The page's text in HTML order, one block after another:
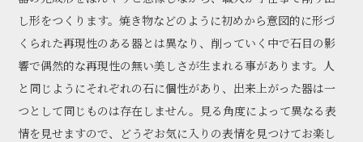
し形をつくります。焼き物などのように初めから意図的に形づ
くられた再現性のある器とは異なり、削っていく中で石目の影
響で偶然的な再現性の無い美しさが生まれる事があります。人
と同じようにそれぞれの石に個性があり、出来上がった器は一
つとして同じものは存在しません。見る角度によって異なる表
情を見せますので、どうぞお気に入りの表情を見つけてお楽し